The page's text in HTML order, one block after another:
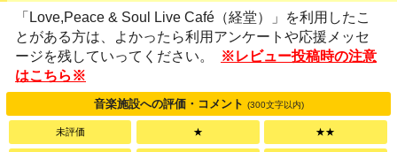
「Love,Peace & Soul Live Café（経堂）」を利用したこ
とがある方は、よかったら利用アンケートや応援メッセ
ージを残していってください。
※レビュー投稿時の注意
はこちら※
音楽施設への評価・コメント (300文字以内)
未評価 ★ ★★